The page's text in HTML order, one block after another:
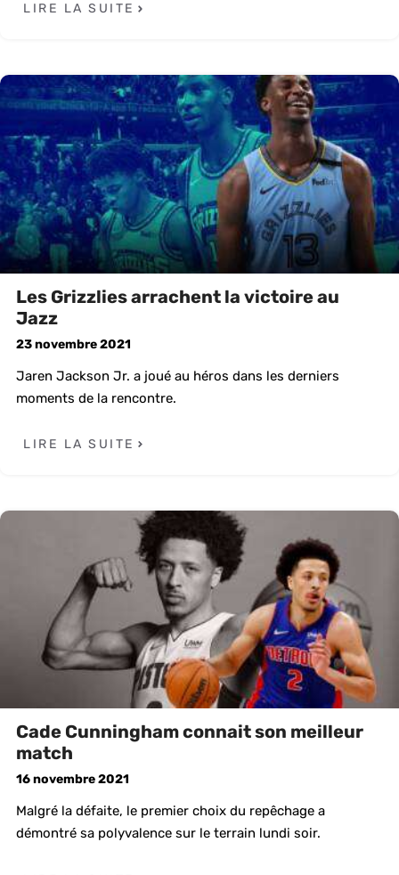
LIRE LA SUITE
Les Grizzlies arrachent la victoire au
Jazz
23 novembre 2021
Jaren Jackson Jr. a joué au héros dans les derniers
moments de la rencontre.
LIRE LA SUITE
Cade Cunningham connait son meilleur
match
16 novembre 2021
Malgré la défaite, le premier choix du repêchage a
démontré sa polyvalence sur le terrain lundi soir.